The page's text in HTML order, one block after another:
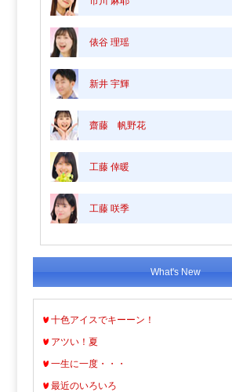
俵谷 理瑶
新井 宇輝
齋藤 帆野花
工藤 倖暖
工藤 咲季
What's New
十色アイスでキーーン！
アツい！夏
一生に一度・・・
最近のいろいろ